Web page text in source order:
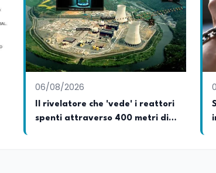
06/08/2026
Il rivelatore che 'vede' i reattori
spenti attraverso 400 metri di